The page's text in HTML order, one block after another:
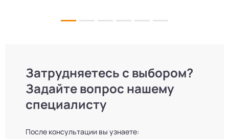
Затрудняетесь с выбором?
Задайте вопрос нашему
специалисту
После консультации вы узнаете: